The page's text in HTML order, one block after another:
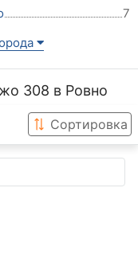
7
308 в Ровно
Сортировка